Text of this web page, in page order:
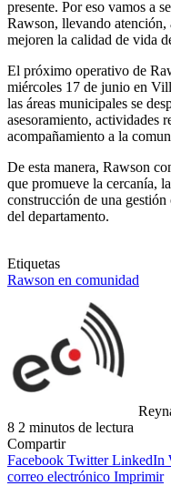
presente. Por eso vamos a
Rawson, llevando atención,
mejoren la calidad de vida
El próximo operativo de
miércoles 17 de junio en
las áreas municipales se
asesoramiento, actividades
acompañamiento a la
De esta manera, Rawson
que promueve la cercanía,
construcción de una gestión
del departamento.
Etiquetas
Rawson en comunidad
8 2 minutos de lectura
Compartir
Facebook Twitter LinkedIn
correo electrónico Imprimir